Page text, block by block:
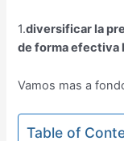
1.diversificar la
de forma efectiva
Vamos mas a
Table of